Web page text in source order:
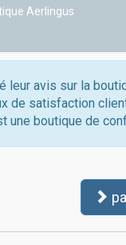
Aerlingus
leur avis sur la
de satisfaction
une boutique de